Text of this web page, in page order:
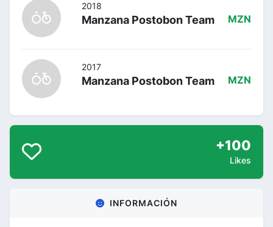
2018
Manzana Postobon Team MZN
2017
Manzana Postobon Team MZN
+100
Likes
INFORMACIÓN